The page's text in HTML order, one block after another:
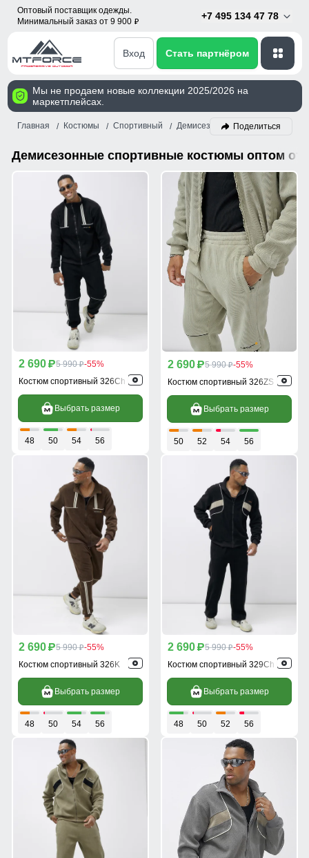
Оптовый поставщик одежды.
Минимальный заказ от 9 900 p
+7 495 134 47 78
Вход Стать партнёром
Мы не продаем новые коллекции 2025/2026 на
маркетплейсах.
Главная Костюмы Спортивный Демисезон Поделиться
Демисезонные спортивные костюмы оптом от
2 690 p5 990 p-55%
Костюм спортивный 326Ch
Выбрать размер
48 50 54 56
2 690 p5 990 p-55%
Костюм спортивный 326ZS
Выбрать размер
50 52 54 56
2 690 p5 990 p-55%
Костюм спортивный 326K
Выбрать размер
48 50 54 56
2 690 p5 990 p-55%
Костюм спортивный 329Ch
Выбрать размер
48 50 52 56